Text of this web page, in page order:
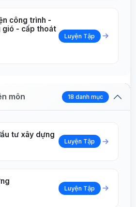
công trình -
gió - cấp thoát
Luyện Tập
môn 18 danh mục
tư xây dựng
Luyện Tập
Luyện Tập